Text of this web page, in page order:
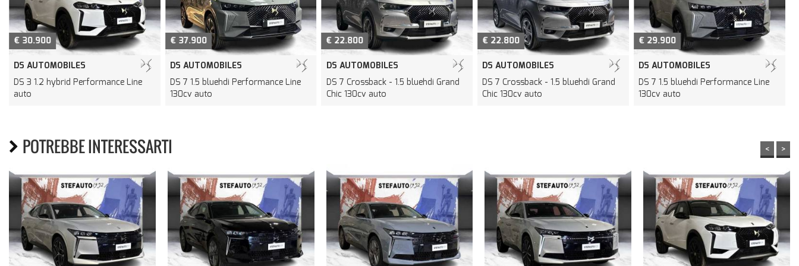
€ 30.900
DS AUTOMOBILES
DS 3 1.2 hybrid Performance Line
auto
€ 37.900
DS AUTOMOBILES
DS 7 1.5 bluehdi Performance Line
130cv auto
€ 22.800
DS AUTOMOBILES
DS 7 Crossback - 1.5 bluehdi Grand
Chic 130cv auto
€ 22.800
DS AUTOMOBILES
DS 7 Crossback - 1.5 bluehdi Grand
Chic 130cv auto
€ 29.900
DS AUTOMOBILES
DS 7 1.5 bluehdi Performance Line
130cv auto
POTREBBE INTERESSARTI < >